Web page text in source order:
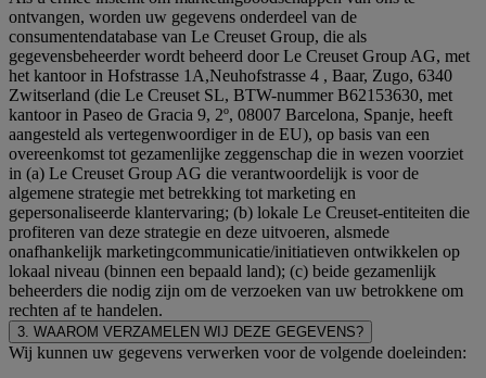
ontvangen, worden uw gegevens onderdeel van de
consumentendatabase van Le Creuset Group, die als
gegevensbeheerder wordt beheerd door Le Creuset Group AG, met
het kantoor in Hofstrasse 1A,Neuhofstrasse 4 , Baar, Zugo, 6340
Zwitserland (die Le Creuset SL, BTW-nummer B62153630, met
kantoor in Paseo de Gracia 9, 2º, 08007 Barcelona, Spanje, heeft
aangesteld als vertegenwoordiger in de EU), op basis van een
overeenkomst tot gezamenlijke zeggenschap die in wezen voorziet
in (a) Le Creuset Group AG die verantwoordelijk is voor de
algemene strategie met betrekking tot marketing en
gepersonaliseerde klantervaring; (b) lokale Le Creuset-entiteiten die
profiteren van deze strategie en deze uitvoeren, alsmede
onafhankelijk marketingcommunicatie/initiatieven ontwikkelen op
lokaal niveau (binnen een bepaald land); (c) beide gezamenlijk
beheerders die nodig zijn om de verzoeken van uw betrokkene om
rechten af te handelen.
3. WAAROM VERZAMELEN WIJ DEZE GEGEVENS?
Wij kunnen uw gegevens verwerken voor de volgende doeleinden: